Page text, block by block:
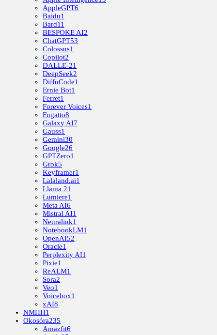
AppleGPT6
Baidu1
Bard11
BESPOKE AI2
ChatGPT53
Colossus1
Copilot2
DALLE-21
DeepSeek2
DiffuCode1
Ernie Bot1
Ferret1
Forever Voices1
Fugatto8
Galaxy AI7
Gauss1
Gemini30
Google26
GPTZero1
Grok5
Keyframer1
Lalaland.ai1
Llama 21
Lumiere1
Meta AI6
Mistral AI1
Neuralink1
NotebookLM1
OpenAI52
Oracle1
Perplexity AI1
Pixie1
ReALM1
Sora2
Veo1
Voicebox1
xAI8
NMHH1
Okosóra235
Amazfit6